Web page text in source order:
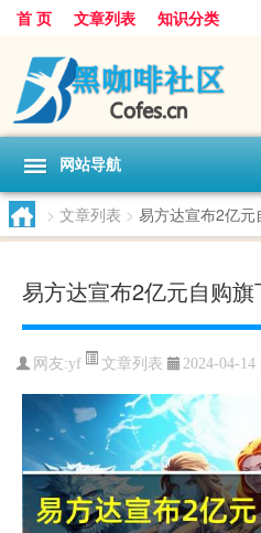
首 页 文章列表 知识分类
网站导航
> 文章列表 > 易方达宣布2亿
易方达宣布2亿元自购
网友:yf 文章列表 2024-04-14